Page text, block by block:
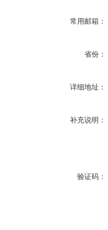
常用邮箱：
省份：
详细地址：
补充说明：
验证码：